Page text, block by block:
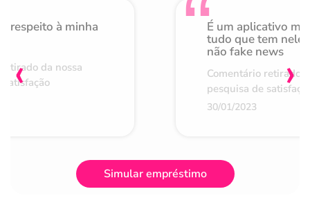
respeito à minha
da nossa
É um aplicativo
tudo que tem nele
não fake news
Comentário retirado
pesquisa de
30/01/2023
‹ ›
Simular empréstimo